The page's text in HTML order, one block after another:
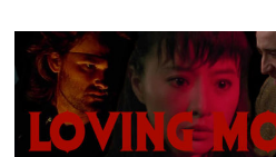
contenu